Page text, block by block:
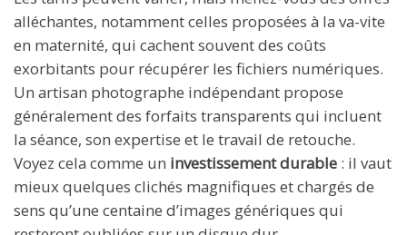
alléchantes, notamment celles proposées à la va-vite
en maternité, qui cachent souvent des coûts
exorbitants pour récupérer les fichiers numériques.
Un artisan photographe indépendant propose
généralement des forfaits transparents qui incluent
la séance, son expertise et le travail de retouche.
Voyez cela comme un investissement durable : il vaut
mieux quelques clichés magnifiques et chargés de
sens qu’une centaine d’images génériques qui